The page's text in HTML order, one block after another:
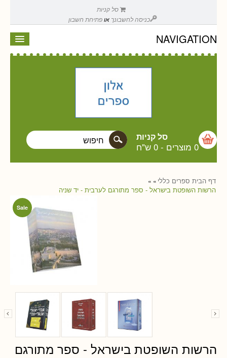
סל קניות
כניסה לחשבונך אופתיחת חשבון
NAVIGATION
סל קניות
0 מוצרים - 0 ש"ח
דף הבית » ספרים כללי »
הרשות השופטת בישראל - ספר מתורגם לערבית - יד שניה
Sale
הרשות השופטת בישראל - ספר מתורגם